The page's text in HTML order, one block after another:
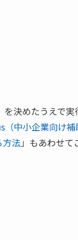
決めたうえで実
（中小企業向け補
方法」もあわせて